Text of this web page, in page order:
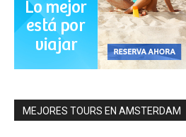
MEJORES TOURS EN AMSTERDAM